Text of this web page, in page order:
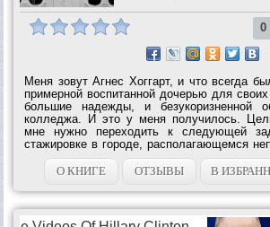
0
Меня зовут Агнес Хоггарт, и что всегда
примерной воспитанной дочерью для
большие надежды, и безукоризненной
колледжа. И это у меня получилось.
мне нужно переходить к следующей
стажировке в городе, располагающемся
я выросла, показалось мне идеальным.
я обнаружила, не...
О КНИГЕ ОТЗЫВЫ В